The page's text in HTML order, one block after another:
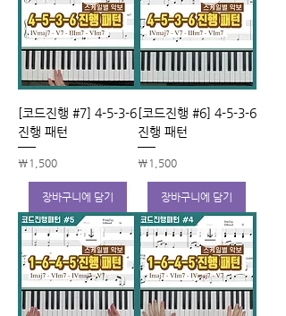
[코드진행 #7] 4-5-3-6
진행 패턴
가격
₩1,500
장바구니에 담기
[코드진행 #6] 4-5-3-6
진행 패턴
가격
₩1,500
장바구니에 담기